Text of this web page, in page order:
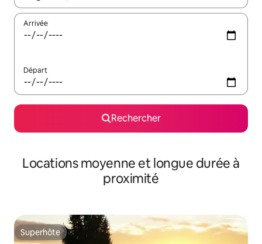
Arrivée
Départ
Rechercher
Locations moyenne et longue durée à
proximité
Superhôte
Superhôte